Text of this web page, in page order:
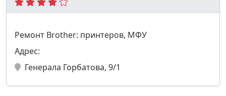
Ремонт Brother: принтеров, МФУ
Адрес:
Генерала Горбатова, 9/1